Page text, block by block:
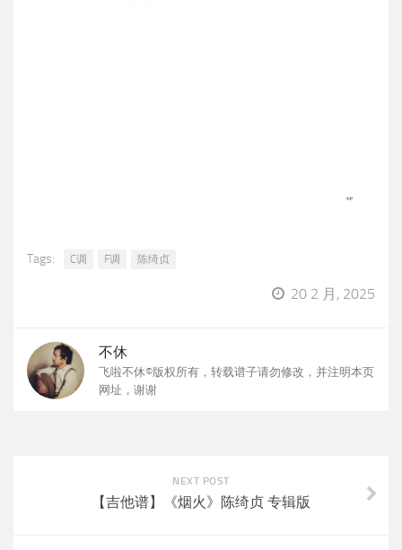
Tags: C调 F调 陈绮贞
20 2 月, 2025
不休
飞啦不休©版权所有，转载谱子请勿修改，并注明本页
网址，谢谢
NEXT POST
【吉他谱】《烟火》陈绮贞 专辑版